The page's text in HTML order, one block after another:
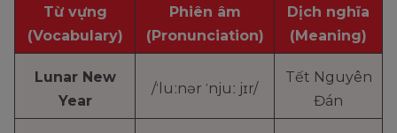
Từ vựng
(Vocabulary)
Phiên âm
(Pronunciation)
Dịch nghĩa
(Meaning)
Lunar New
Year
/ˈluːnər ˈnjuː jɪr/
Tết Nguyên
Đán